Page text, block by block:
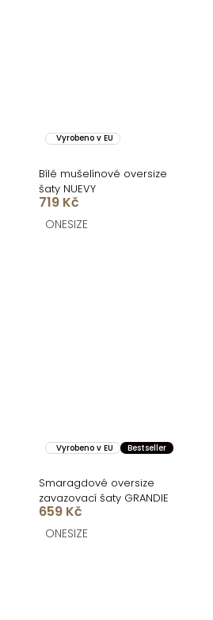
Vyrobeno v EU
Bílé mušelínové oversize
šaty NUEVY
719 Kč
ONESIZE
Vyrobeno v EU Bestseller
Smaragdové oversize
zavazovací šaty GRANDIE
659 Kč
ONESIZE